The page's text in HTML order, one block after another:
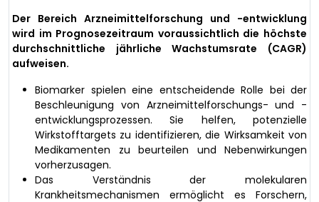
Der Bereich Arzneimittelforschung und -entwicklung
wird im Prognosezeitraum voraussichtlich die höchste
durchschnittliche jährliche Wachstumsrate (CAGR)
aufweisen.
Biomarker spielen eine entscheidende Rolle bei der
Beschleunigung von Arzneimittelforschungs- und -
entwicklungsprozessen. Sie helfen, potenzielle
Wirkstofftargets zu identifizieren, die Wirksamkeit von
Medikamenten zu beurteilen und Nebenwirkungen
vorherzusagen.
Das Verständnis der molekularen
Krankheitsmechanismen ermöglicht es Forschern,